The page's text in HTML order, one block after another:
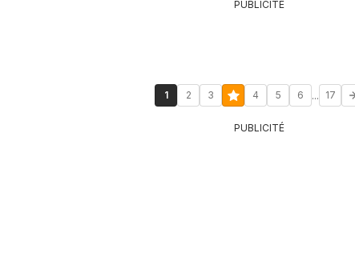
PUBLICITÉ
1 2 3 4 5 6 ... 17
PUBLICITÉ